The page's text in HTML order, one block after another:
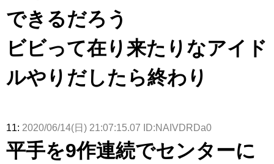
できるだろう
ビビって在り来たりなアイド
ルやりだしたら終わり
11: 2020/06/14(日) 21:07:15.07 ID:NAIVDRDa0
平手を9作連続でセンターに